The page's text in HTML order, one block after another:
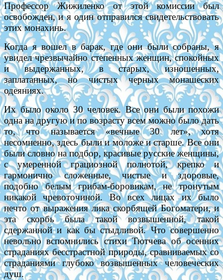
Профессор Жижиленко от этой комиссии был
освобожден, и я один отправился свидетельствовать
этих монахинь.
Когда я вошел в барак, где они были собраны, я
увидел чрезвычайно степенных женщин, спокойных
и выдержанных, в старых, изношенных,
заплатанных, но чистых черных монашеских
одеяниях.
Их было около 30 человек. Все они были похожи
одна на другую и по возрасту всем можно было дать
то, что называется «вечные 30 лет», хотя
несомненно, здесь были и моложе и старше. Все они
были словно на подбор, красивые русские женщины,
с умеренной грациозной полнотой, крепко и
гармонично сложенные, чистые и здоровые,
подобно белым грибам-боровикам, не тронутым
никакой чревоточиной. Во всех лицах их было
нечто от выражения лика скорбящей Богоматери, и
эта скорбь была такой возвышенной, такой
сдержанной и как бы стыдливой. Что совершенно
невольно вспомнились стихи Тютчева об осенних
страданиях бесстрастной природы, сравниваемых со
страданиями глубоко возвышенных человеческих
душ.